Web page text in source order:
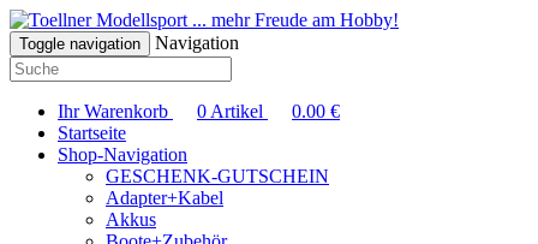
... mehr Freude am Hobby!
Toggle navigation Navigation
Ihr Warenkorb 0 Artikel 0.00 €
Startseite
Shop-Navigation
GESCHENK-GUTSCHEIN
Adapter+Kabel
Akkus